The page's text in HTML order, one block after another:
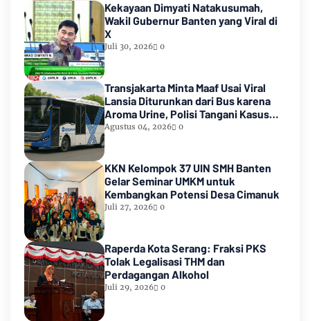
Kekayaan Dimyati Natakusumah,
Wakil Gubernur Banten yang Viral di
X
Juli 30, 2026 0
Transjakarta Minta Maaf Usai Viral
Lansia Diturunkan dari Bus karena
Aroma Urine, Polisi Tangani Kasus
Lansia Korban Penyekapan
Agustus 04, 2026 0
KKN Kelompok 37 UIN SMH Banten
Gelar Seminar UMKM untuk
Kembangkan Potensi Desa Cimanuk
Juli 27, 2026 0
Raperda Kota Serang: Fraksi PKS
Tolak Legalisasi THM dan
Perdagangan Alkohol
Juli 29, 2026 0